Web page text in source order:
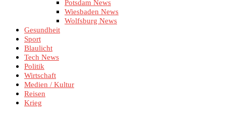
Potsdam News
Wiesbaden News
Wolfsburg News
Gesundheit
Sport
Blaulicht
Tech News
Politik
Wirtschaft
Medien / Kultur
Reisen
Krieg